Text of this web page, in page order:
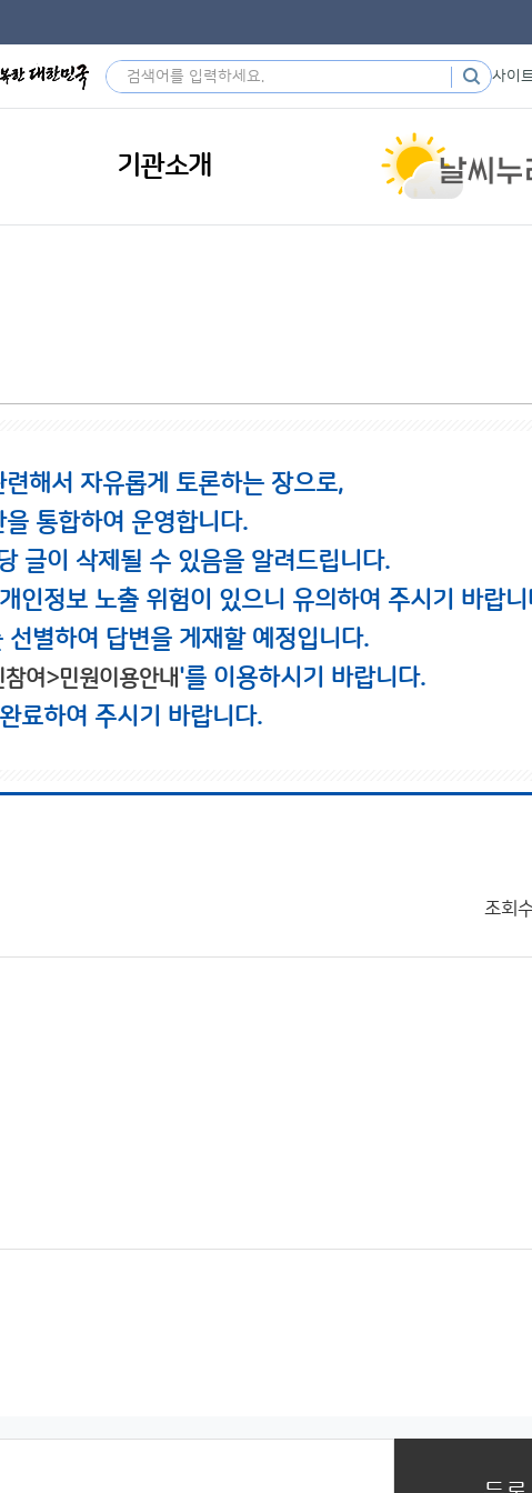
사이
기관소개
해서 자유롭게 토론하는 장으로,
통합하여 운영합니다.
글이 삭제될 수 있음을 알려드립니다.
인정보 노출 위험이 있으니 유의하여 주시기 바랍니
별하여 답변을 게재할 예정입니다.
참여>민원이용안내'를 이용하시기 바랍니다.
료하여 주시기 바랍니다.
조회